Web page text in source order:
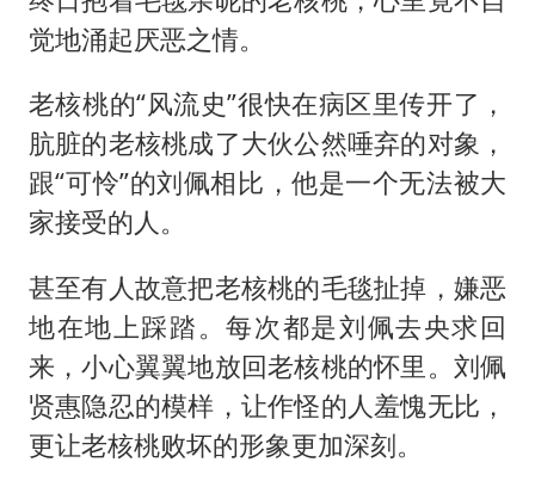
觉地涌起厌恶之情。
老核桃的“风流史”很快在病区里传开了，
肮脏的老核桃成了大伙公然唾弃的对象，
跟“可怜”的刘佩相比，他是一个无法被大
家接受的人。
甚至有人故意把老核桃的毛毯扯掉，嫌恶
地在地上踩踏。每次都是刘佩去央求回
来，小心翼翼地放回老核桃的怀里。刘佩
贤惠隐忍的模样，让作怪的人羞愧无比，
更让老核桃败坏的形象更加深刻。